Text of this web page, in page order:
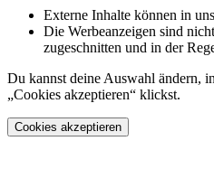
Externe Inhalte können in
Die Werbeanzeigen sind
zugeschnitten und in der
Du kannst deine Auswahl ändern,
„Cookies akzeptieren“ klickst.
Cookies akzeptieren